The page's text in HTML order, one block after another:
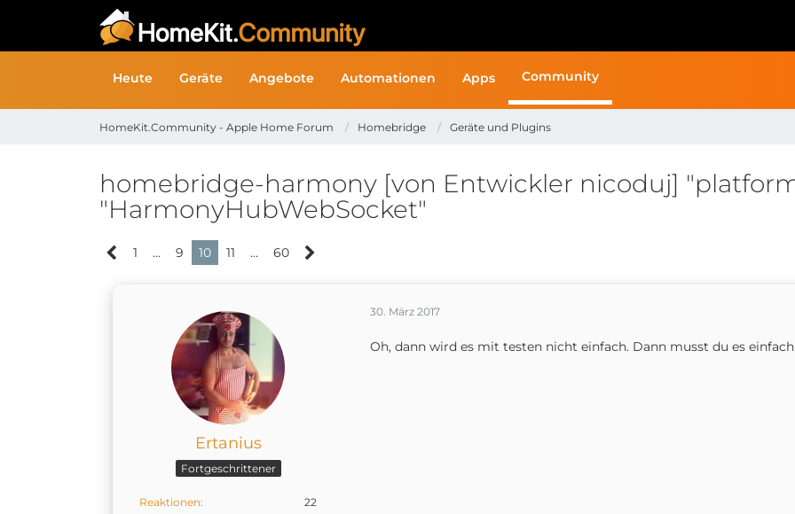
Heute Geräte Angebote Automationen Apps Community
HomeKit.Community - Apple Home Forum Homebridge Geräte und Plugins
homebridge-harmony [von Entwickler nicoduj]
"HarmonyHubWebSocket"
1 … 9 10 11 … 60
Ertanius
Fortgeschrittener
Reaktionen
22
30. März 2017
Oh, dann wird es mit testen nicht einfach. Dann musst du es